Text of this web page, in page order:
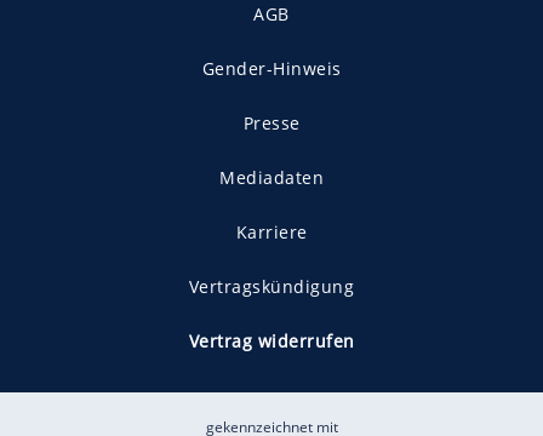
AGB
Gender-Hinweis
Presse
Mediadaten
Karriere
Vertragskündigung
Vertrag widerrufen
gekennzeichnet mit